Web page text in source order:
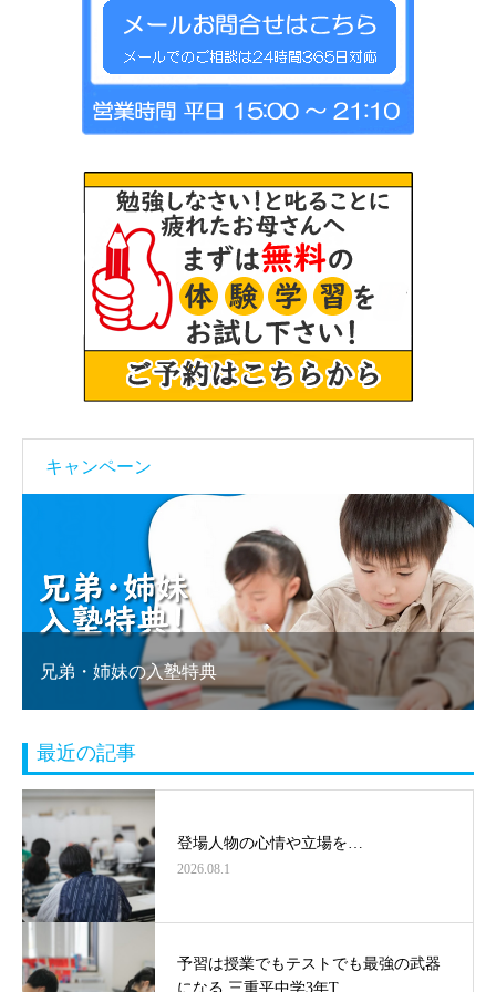
キャンペーン
兄弟・姉妹の入塾特典
最近の記事
登場人物の心情や立場を…
2026.08.1
予習は授業でもテストでも最強の武器
になる 三重平中学3年T